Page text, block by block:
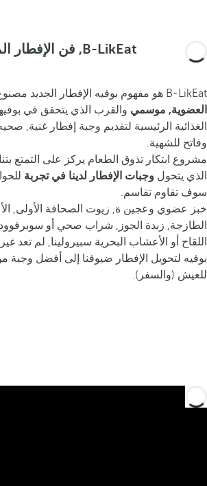
B-LikEat, فن الإفطار المثالي
B-LikEat هو مفهوم بوفيه الإفطار الجديد مصنوع من
العضوية, موسمي والقرب الذي يتحقق في
الغذائية الرئيسية لتقديم وجبة إفطار غنية,
وفاتح للشهية.
مشروع ابتكار تذوق الطعام يركز على التمتع
الذي يتحول وجبات الإفطار لدينا في تجربة
سوف تقاوم تقاسم.
خبز عضوي وعجين ة, زيوت الصحافة الأولى,
الطازجة, زبدة الجوز, شراب صحي أو
اللقاح أو الأعشاب البحرية سبيرولينا, لم تعد
بوفيه لتحويل الإفطار ضيوفنا إلى أفضل وجبة
للعيش (والسفر).